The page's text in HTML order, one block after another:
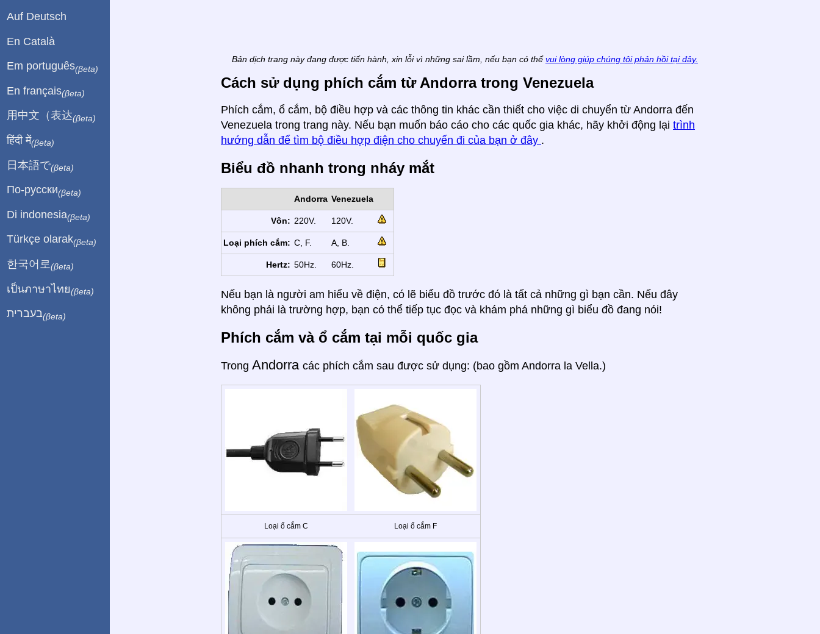
Bản dịch trang này đang được tiến hành, xin lỗi vì những sai lầm, nếu bạn có thể vui lòng giúp chúng tôi phản hồi tại đây.
Cách sử dụng phích cắm từ Andorra trong Venezuela
Phích cắm, ổ cắm, bộ điều hợp và các thông tin khác cần thiết cho việc di chuyển từ Andorra đến
Venezuela trong trang này. Nếu bạn muốn báo cáo cho các quốc gia khác, hãy khởi động lại trình
hướng dẫn để tìm bộ điều hợp điện cho chuyến đi của bạn ở đây .
Biểu đồ nhanh trong nháy mắt
Andorra Venezuela
Vôn: 220V. 120V.
Loại phích cắm: C, F. A, B.
Hertz: 50Hz. 60Hz.
Nếu bạn là người am hiểu về điện, có lẽ biểu đồ trước đó là tất cả những gì bạn cần. Nếu đây
không phải là trường hợp, bạn có thể tiếp tục đọc và khám phá những gì biểu đồ đang nói!
Phích cắm và ổ cắm tại mỗi quốc gia
Trong Andorra các phích cắm sau được sử dụng: (bao gồm Andorra la Vella.)
Loại ổ cắm C Loại ổ cắm F
Auf Deutsch
En Català
Em português(βeta)
En français(βeta)
用中文（表达(βeta)
हिंदी में(βeta)
日本語で(βeta)
По-русски(βeta)
Di indonesia(βeta)
Türkçe olarak(βeta)
한국어로 (βeta)
เป็นภาษาไทย(βeta)
בעברית(βeta)